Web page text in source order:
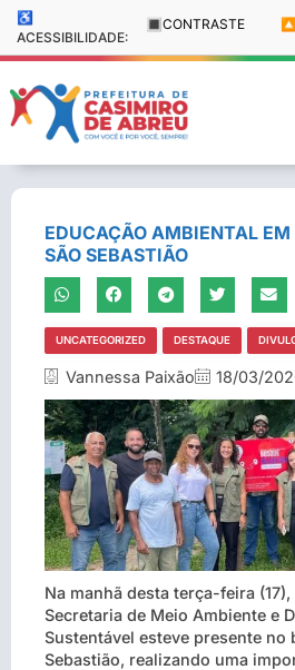
♿
ACESSIBILIDADE:
🔳 CONTRASTE 🔼
EDUCAÇÃO AMBIENTAL
SÃO SEBASTIÃO
UNCATEGORIZED DESTAQUE
Vannessa Paixão 18/03/
Na manhã desta terça-feira
Secretaria de Meio Ambiente e
Sustentável esteve presente no
Sebastião, realizando uma